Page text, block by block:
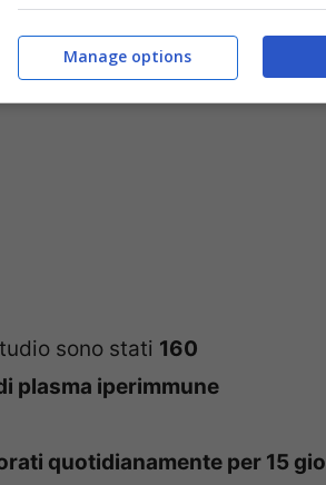
sono stati 160
plasma iperimmune
quotidianamente per 15
Manage options